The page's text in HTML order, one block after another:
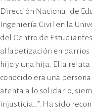
Dirección Nacional de
Ingeniería Civil en la
del Centro de
alfabetización en barrios
hijo y una hija. Ella
conocido era una
atenta a lo solidario,
injusticia…”. Ha sido